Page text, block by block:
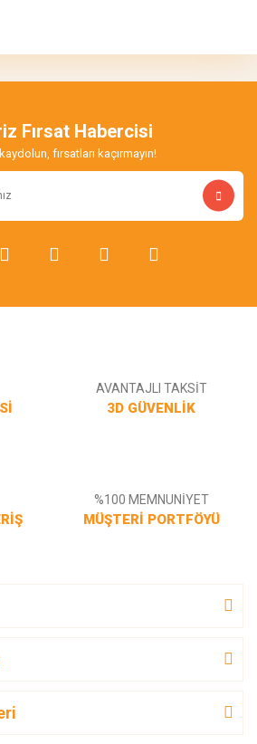
bulunuyor.
daha pahalı.
alternatifler olmalı.
Fırsat Habercisi
fırsatları kaçırmayın!
AVANTAJLI TAKSİT
3D GÜVENLİK
%100 MEMNUNİYET
MÜŞTERİ PORTFÖYÜ